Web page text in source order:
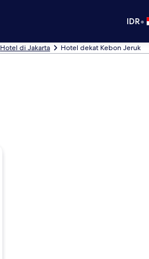
IDR•
Hotel di Jakarta Hotel dekat Kebon Jeruk